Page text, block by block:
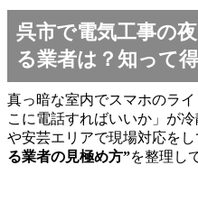
呉市で電気工事の
る業者は？知って
真っ暗な室内でスマホのラ
こに電話すればいいか」が
や安芸エリアで現場対応をし
る業者の見極め方”を整理し